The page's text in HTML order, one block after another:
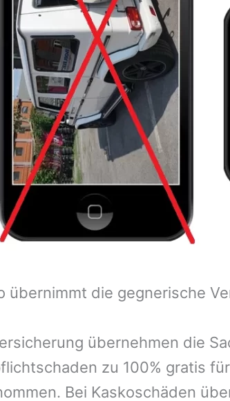
übernimmt die gegnerische
übernehmen die
zu 100% gratis
Bei Kaskoschäden